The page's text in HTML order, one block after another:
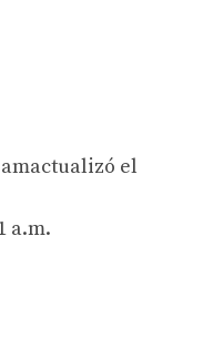
actualizó el
a.m.